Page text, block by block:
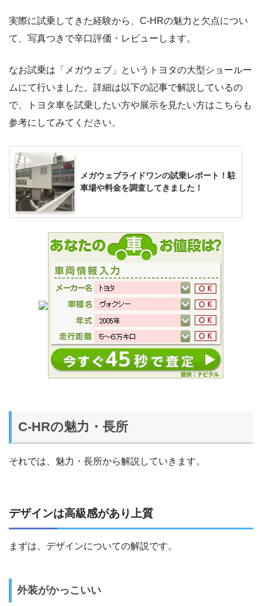
実際に試乗してきた経験から、C-HRの魅力と欠点につい
て、写真つきで辛口評価・レビューします。
なお試乗は「メガウェブ」というトヨタの大型ショールー
ムにて行いました。詳細は以下の記事で解説しているの
で、トヨタ車を試乗したい方や展示を見たい方はこちらも
参考にしてみてください。
メガウェブライドワンの試乗レポート！駐
車場や料金を調査してきました！
C-HRの魅力・長所
それでは、魅力・長所から解説していきます。
デザインは高級感があり上質
まずは、デザインについての解説です。
外装がかっこいい